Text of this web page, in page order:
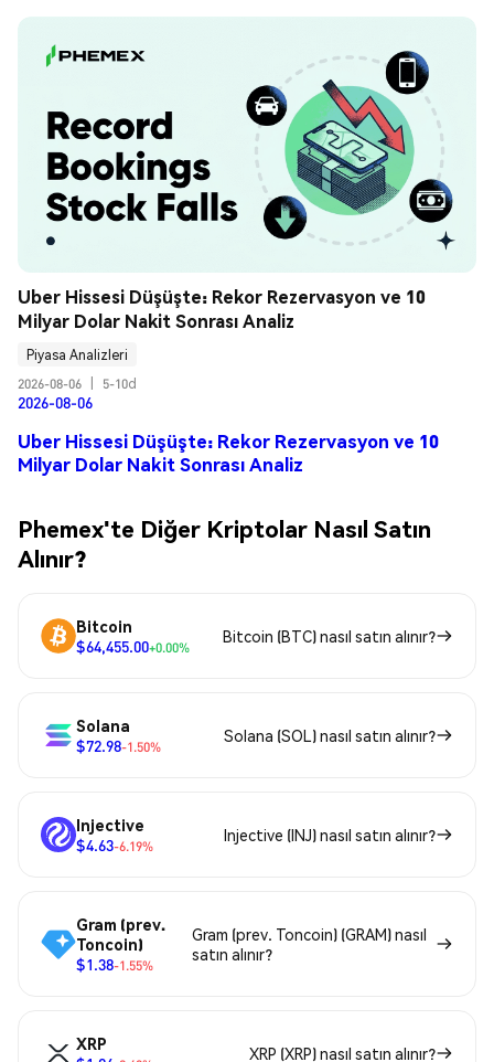
Uber Hissesi Düşüşte: Rekor Rezervasyon ve 10
Milyar Dolar Nakit Sonrası Analiz
Piyasa Analizleri
2026-08-06
5-10d
2026-08-06
Uber Hissesi Düşüşte: Rekor Rezervasyon ve 10
Milyar Dolar Nakit Sonrası Analiz
Phemex'te Diğer Kriptolar Nasıl Satın
Alınır?
Bitcoin
$64,455.00+0.00%
Bitcoin (BTC) nasıl satın alınır?
Solana
$72.98-1.50%
Solana (SOL) nasıl satın alınır?
Injective
$4.63-6.19%
Injective (INJ) nasıl satın alınır?
Gram (prev.
Toncoin)
$1.38-1.55%
Gram (prev. Toncoin) (GRAM) nasıl
satın alınır?
XRP
XRP (XRP) nasıl satın alınır?